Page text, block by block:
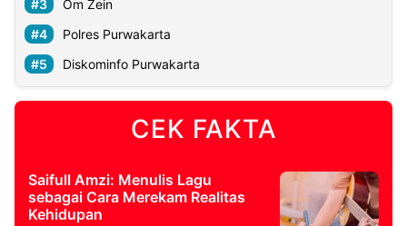
Om Zein
Polres Purwakarta
Diskominfo Purwakarta
CEK FAKTA
Saifull Amzi: Menulis Lagu
sebagai Cara Merekam Realitas
Kehidupan